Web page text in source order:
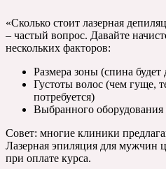
«Сколько стоит лазерная
– частый вопрос. Давайте
нескольких факторов:
Размера зоны (спина
Густоты волос (чем гуще,
потребуется)
Выбранного оборудования
Совет: многие клиники
Лазерная эпиляция для мужчин
при оплате курса.